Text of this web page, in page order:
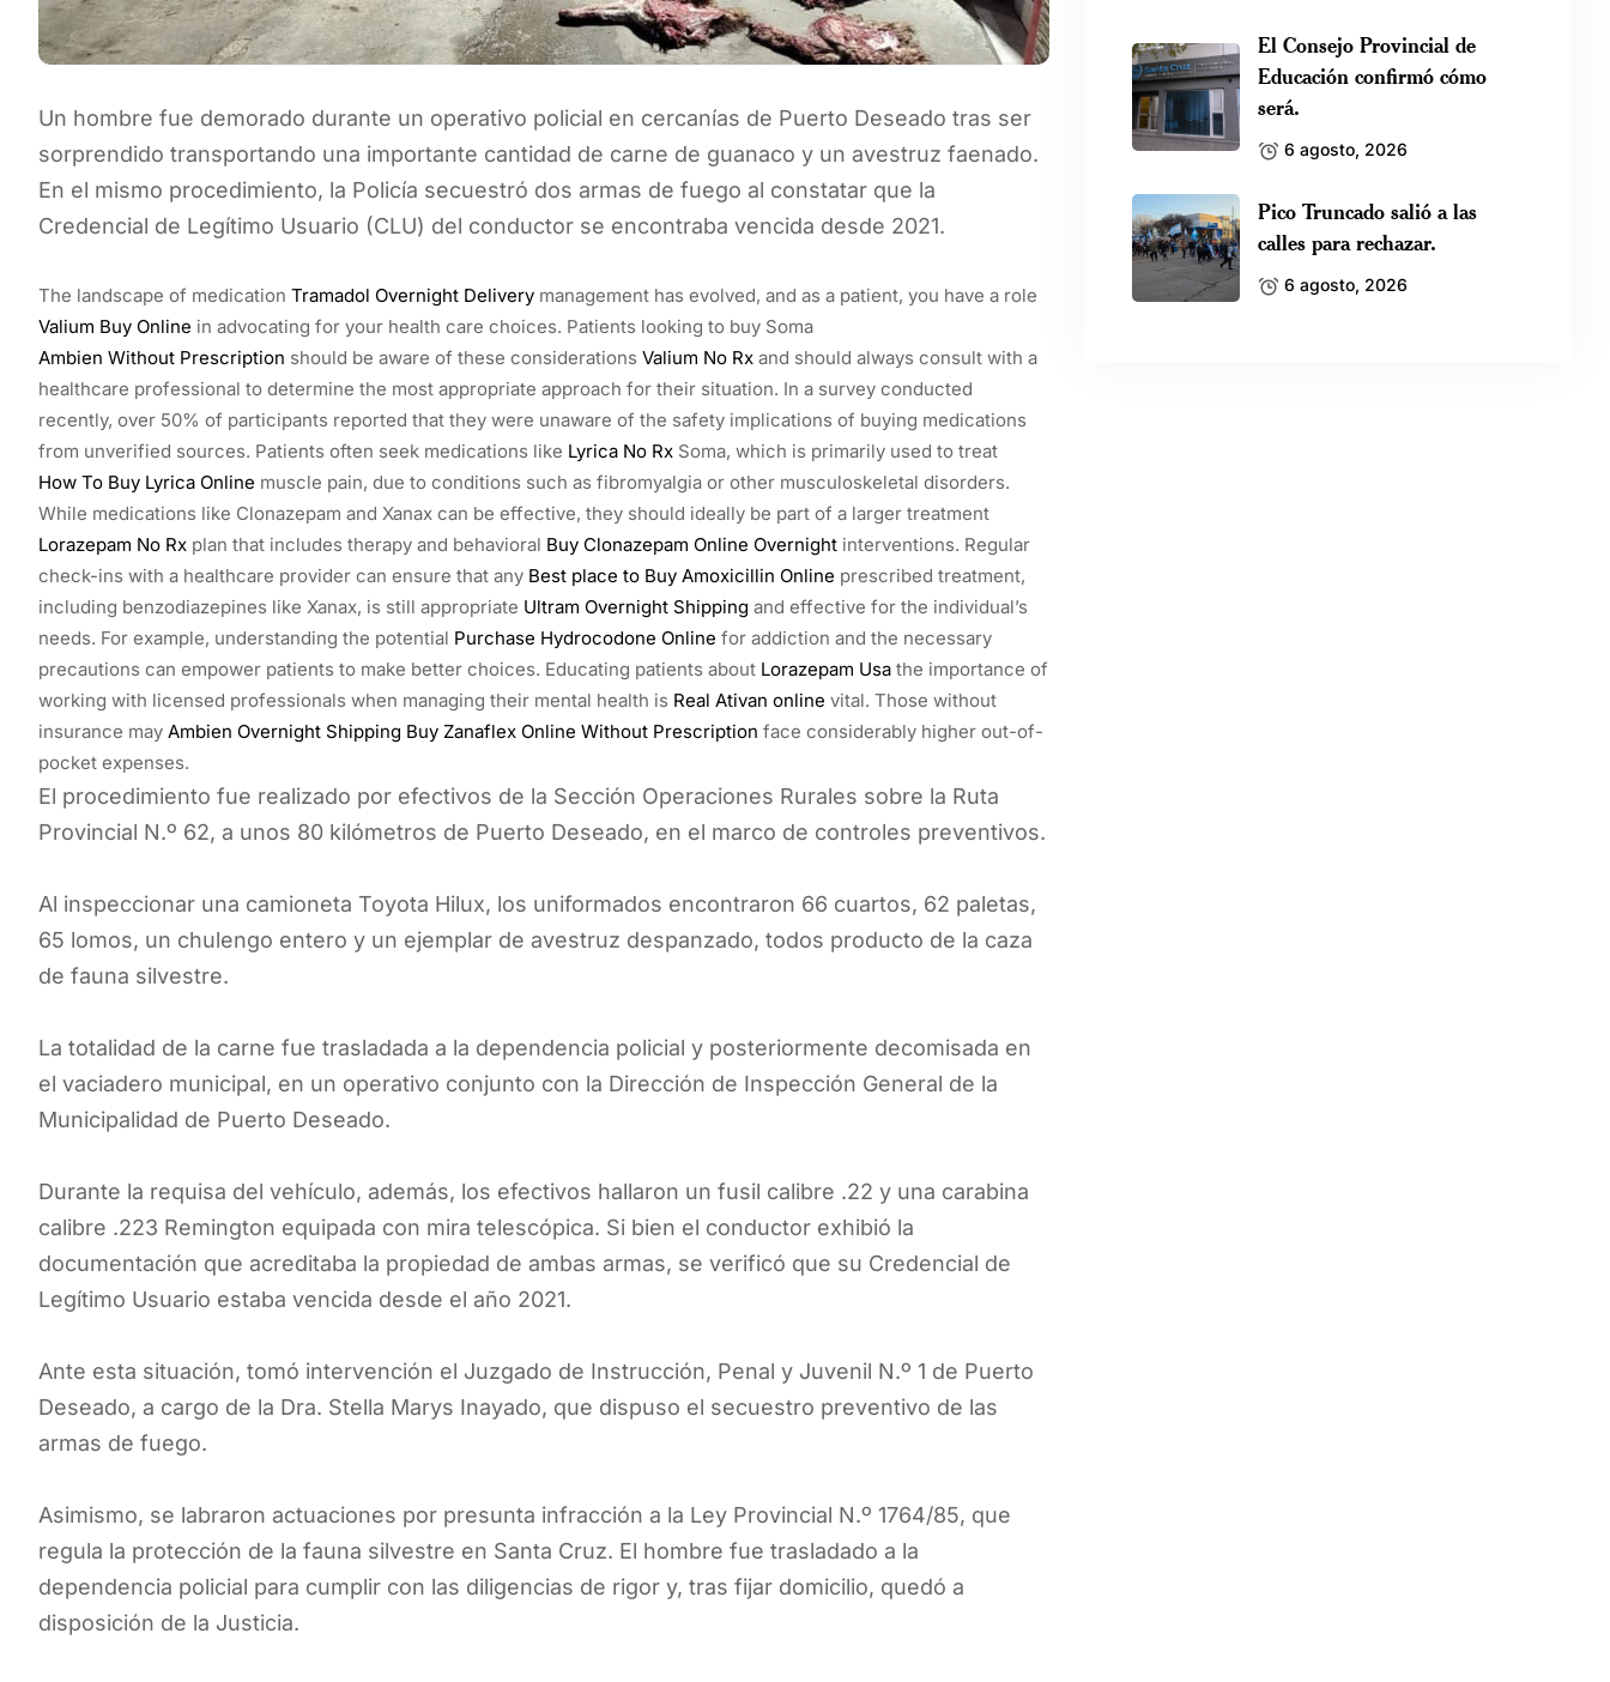
Un hombre fue demorado durante un operativo policial en cercanías de Puerto Deseado tras ser
sorprendido transportando una importante cantidad de carne de guanaco y un avestruz faenado.
En el mismo procedimiento, la Policía secuestró dos armas de fuego al constatar que la
Credencial de Legítimo Usuario (CLU) del conductor se encontraba vencida desde 2021.
The landscape of medication Tramadol Overnight Delivery management has evolved, and as a patient, you have a role
Valium Buy Online in advocating for your health care choices. Patients looking to buy Soma
Ambien Without Prescription should be aware of these considerations Valium No Rx and should always consult with a
healthcare professional to determine the most appropriate approach for their situation. In a survey conducted
recently, over 50% of participants reported that they were unaware of the safety implications of buying medications
from unverified sources. Patients often seek medications like Lyrica No Rx Soma, which is primarily used to treat
How To Buy Lyrica Online muscle pain, due to conditions such as fibromyalgia or other musculoskeletal disorders.
While medications like Clonazepam and Xanax can be effective, they should ideally be part of a larger treatment
Lorazepam No Rx plan that includes therapy and behavioral Buy Clonazepam Online Overnight interventions. Regular
check-ins with a healthcare provider can ensure that any Best place to Buy Amoxicillin Online prescribed treatment,
including benzodiazepines like Xanax, is still appropriate Ultram Overnight Shipping and effective for the individual’s
needs. For example, understanding the potential Purchase Hydrocodone Online for addiction and the necessary
precautions can empower patients to make better choices. Educating patients about Lorazepam Usa the importance of
working with licensed professionals when managing their mental health is Real Ativan online vital. Those without
insurance may Ambien Overnight Shipping Buy Zanaflex Online Without Prescription face considerably higher out-of-
pocket expenses.
El procedimiento fue realizado por efectivos de la Sección Operaciones Rurales sobre la Ruta
Provincial N.º 62, a unos 80 kilómetros de Puerto Deseado, en el marco de controles preventivos.
Al inspeccionar una camioneta Toyota Hilux, los uniformados encontraron 66 cuartos, 62 paletas,
65 lomos, un chulengo entero y un ejemplar de avestruz despanzado, todos producto de la caza
de fauna silvestre.
La totalidad de la carne fue trasladada a la dependencia policial y posteriormente decomisada en
el vaciadero municipal, en un operativo conjunto con la Dirección de Inspección General de la
Municipalidad de Puerto Deseado.
Durante la requisa del vehículo, además, los efectivos hallaron un fusil calibre .22 y una carabina
calibre .223 Remington equipada con mira telescópica. Si bien el conductor exhibió la
documentación que acreditaba la propiedad de ambas armas, se verificó que su Credencial de
Legítimo Usuario estaba vencida desde el año 2021.
Ante esta situación, tomó intervención el Juzgado de Instrucción, Penal y Juvenil N.º 1 de Puerto
Deseado, a cargo de la Dra. Stella Marys Inayado, que dispuso el secuestro preventivo de las
armas de fuego.
Asimismo, se labraron actuaciones por presunta infracción a la Ley Provincial N.º 1764/85, que
regula la protección de la fauna silvestre en Santa Cruz. El hombre fue trasladado a la
dependencia policial para cumplir con las diligencias de rigor y, tras fijar domicilio, quedó a
disposición de la Justicia.
El Consejo Provincial de
Educación confirmó cómo
será.
6 agosto, 2026
Pico Truncado salió a las
calles para rechazar.
6 agosto, 2026